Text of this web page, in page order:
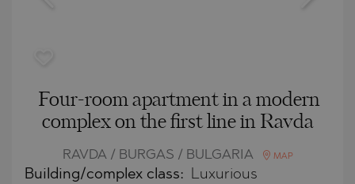
Four-room apartment in a modern
complex on the first line in Ravda
RAVDA / BURGAS / BULGARIA MAP
Building/complex class: Luxurious